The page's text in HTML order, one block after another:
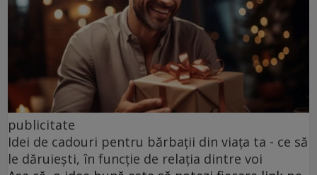
publicitate
Idei de cadouri pentru bărbații din viața ta - ce să
le dăruiești, în funcție de relația dintre voi